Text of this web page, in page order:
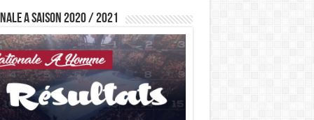
A saison 2020 / 2021